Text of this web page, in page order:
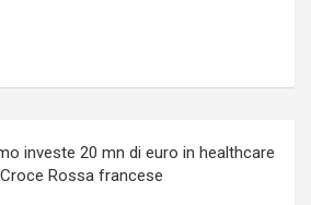
investe 20 mn di euro in healthcare
Rossa francese